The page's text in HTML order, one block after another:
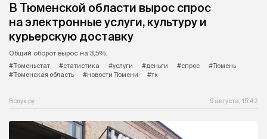
В Тюменской области вырос спрос
на электронные услуги, культуру и
курьерскую доставку
Общий оборот вырос на 3,5%.
#Тюменьстат
#статистика #услуги #деньги #спрос
#Тюмень
#Тюменская область
#новости Тюмени #тк
Вслух.ру 9 августа, 15:42